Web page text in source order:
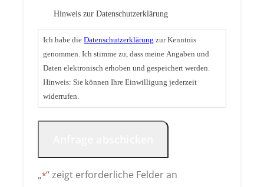
„*“ zeigt erforderliche Felder an
Hinweis zur Datenschutzerklärung
Ich habe die Datenschutzerklärung zur Kenntnis
genommen. Ich stimme zu, dass meine Angaben und
Daten elektronisch erhoben und gespeichert werden.
Hinweis: Sie können Ihre Einwilligung jederzeit
widerrufen.
Alternative: